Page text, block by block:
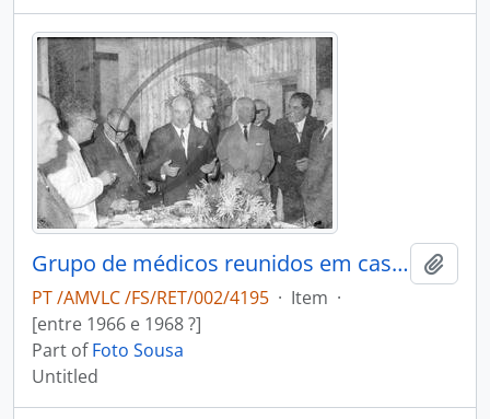
Grupo de médicos reunidos em casa do Dr. António Duarte Teixeira da Silva
PT /AMVLC /FS/RET/002/4195 · Item ·
[entre 1966 e 1968 ?]
Part ofFoto Sousa
Untitled